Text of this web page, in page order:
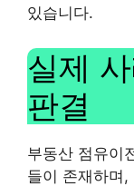
있습니다.
실제
판결
부동산 점유이
들이 존재하며